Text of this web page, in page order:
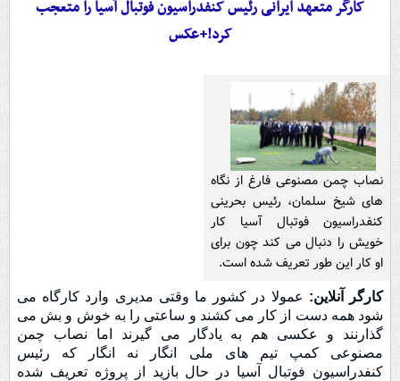
کارگر متعهد ایرانی رئیس کنفدراسیون فوتبال آسیا را متعجب
کرد!+عکس
نصاب چمن مصنوعی فارغ از نگاه
های شیخ سلمان، رئیس بحرینی
کنفدراسیون فوتبال آسیا کار
خویش را دنبال می کند چون برای
او کار این طور تعریف شده است.
کارگر آنلاین: عمولا در کشور ما وقتی مدیری وارد کارگاه می
شود همه دست از کار می کشند و ساعتی را به خوش و بش می
گذارنند و عکسی هم به یادگار می گیرند اما نصاب چمن
مصنوعی کمپ تیم های ملی انگار نه انگار که رئیس
کنفدراسیون فوتبال آسیا در حال بازید از پروژه تعریف شده